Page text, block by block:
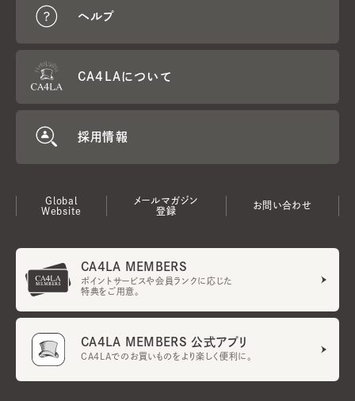
ヘルプ
CA4LAについて
採用情報
Global
Website
メールマガジン
登録
お問い合わせ
CA4LA MEMBERS
ポイントサービスや会員ランクに応じた
特典をご用意。
CA4LA MEMBERS 公式アプリ
CA4LAでのお買いものをより楽しく便利に。